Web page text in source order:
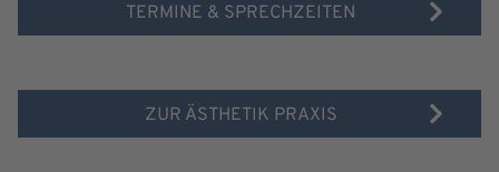
TERMINE & SPRECHZEITEN
ZUR ÄSTHETIK PRAXIS